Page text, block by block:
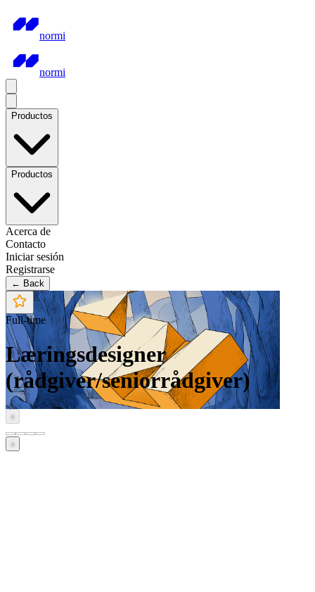
normi
normi
Productos
Productos
Acerca de
Contacto
Iniciar sesión
Registrarse
← Back
Full-time
Læringsdesigner
(rådgiver/seniorrådgiver)
‹
›